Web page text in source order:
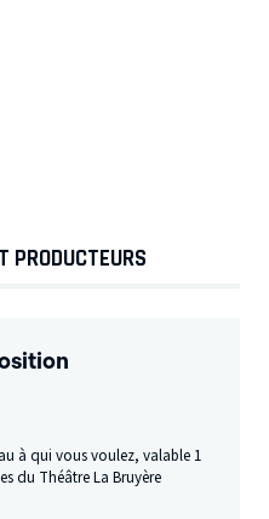
PRODUCTEURS
à qui vous voulez, valable 1
du Théâtre La Bruyère